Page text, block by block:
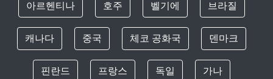
아르헨티나 호주 벨기에 브라질
캐나다 중국 체코 공화국 덴마크
핀란드 프랑스 독일 가나